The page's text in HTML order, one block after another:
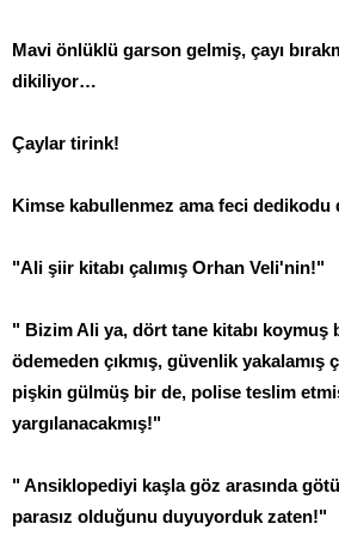
Mavi önlüklü garson gelmiş, çayı
dikiliyor…
Çaylar tirink!
Kimse kabullenmez ama feci dedikodu
"Ali şiir kitabı çalımış Orhan Veli'nin!"
" Bizim Ali ya, dört tane kitabı koymuş
ödemeden çıkmış, güvenlik yakalamış
pişkin gülmüş bir de, polise teslim
yargılanacakmış!"
" Ansiklopediyi kaşla göz arasında
parasız olduğunu duyuyorduk zaten!"